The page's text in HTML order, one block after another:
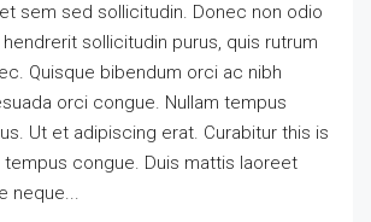
sem sed sollicitudin. Donec non odio
sollicitudin purus, quis rutrum
Quisque bibendum orci ac nibh
orci congue. Nullam tempus
Ut et adipiscing erat. Curabitur this is
tempus congue. Duis mattis laoreet
neque...